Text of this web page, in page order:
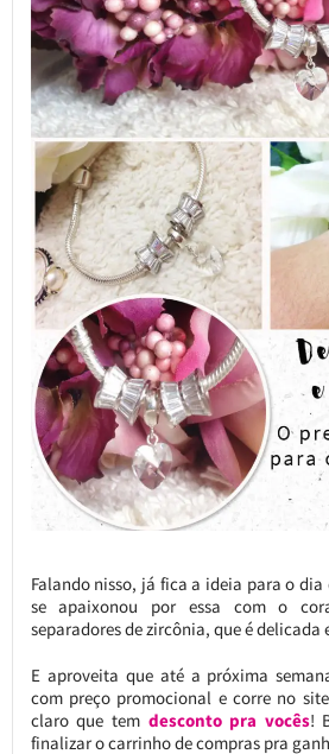
Falando nisso, já fica a ideia para o dia
se apaixonou por essa com o
separadores de zircônia, que é delicada
E aproveita que até a próxima
com preço promocional e corre no
claro que temdesconto pra vocês!
finalizar o carrinho de compras pra